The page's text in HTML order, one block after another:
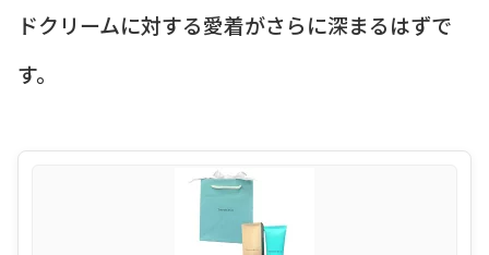
ドクリームに対する愛着がさらに深まるはずで
す。